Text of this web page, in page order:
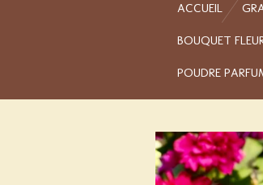
ACCUEIL
BOUQUET
POUDRE